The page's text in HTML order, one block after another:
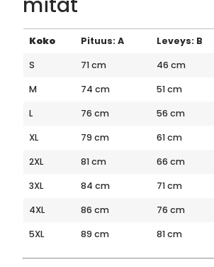
Koko Pituus: A Leveys: B
S
71 cm 46 cm
M
74 cm 51 cm
L
76 cm 56 cm
XL
79 cm 61 cm
2XL
81 cm 66 cm
3XL
84 cm 71 cm
4XL
86 cm 76 cm
5XL
89 cm 81 cm